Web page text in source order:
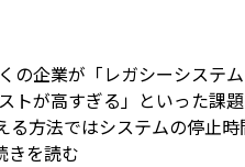
の企業が「レガシーシステ
トが高すぎる」といった課
る方法ではシステムの停止時
きを読む